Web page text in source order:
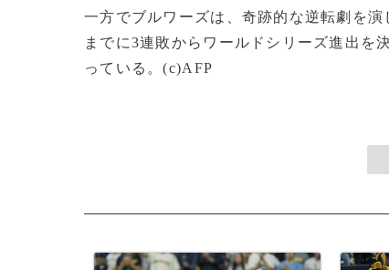
一方でブルワーズは、奇跡的な逆転劇を
までに3連敗からワールドシリーズ進出を
っている。(c)AFP